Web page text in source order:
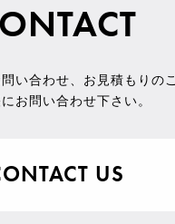
い合わせ、 お見積もりの
お問い合わせ下さい。
US